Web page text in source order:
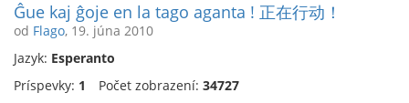
Ĝue kaj ĝoje en la tago aganta ! 正在行动！
od Flago, 19. júna 2010
Jazyk: Esperanto
Príspevky: 1 Počet zobrazení: 34727